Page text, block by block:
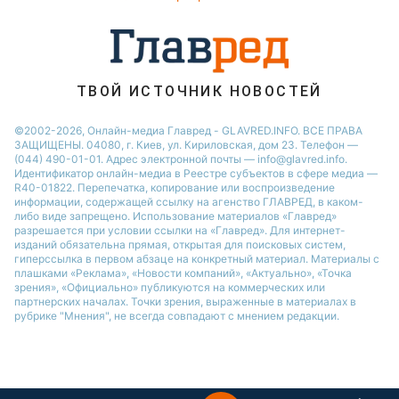
ТВОЙ ИСТОЧНИК НОВОСТЕЙ
©2002-2026, Онлайн-медиа Главред - GLAVRED.INFO. ВСЕ ПРАВА
ЗАЩИЩЕНЫ. 04080, г. Киев, ул. Кириловская, дом 23. Телефон —
(044) 490-01-01. Адрес электронной почты — info@glavred.info.
Идентификатор онлайн-медиа в Реестре cубъектов в сфере медиа —
R40-01822. Перепечатка, копирование или воспроизведение
информации, содержащей ссылку на агенство ГЛАВРЕД, в каком-
либо виде запрещено. Использование материалов «Главред»
разрешается при условии ссылки на «Главред». Для интернет-
изданий обязательна прямая, открытая для поисковых систем,
гиперссылка в первом абзаце на конкретный материал. Материалы с
плашками «Реклама», «Новости компаний», «Актуально», «Точка
зрения», «Официально» публикуются на коммерческих или
партнерских началах. Точки зрения, выраженные в материалах в
рубрике "Мнения", не всегда совпадают с мнением редакции.